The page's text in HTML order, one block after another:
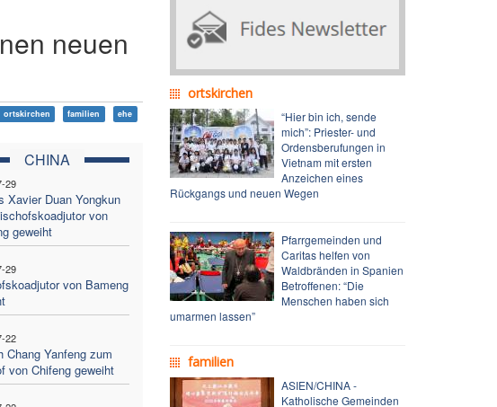
neuen
ortskirchen familien ehe
CHINA
29
Xavier Duan Yongkun
von
geweiht
29
von Bameng
22
Chang Yanfeng zum
von Chifeng geweiht
ortskirchen
“Hier bin ich, sende
mich”: Priester- und
Ordensberufungen in
Vietnam mit ersten
Anzeichen eines
Rückgangs und neuen Wegen
Pfarrgemeinden und
Caritas helfen von
Waldbränden in Spanien
Betroffenen: “Die
Menschen haben sich
umarmen lassen”
familien
ASIEN/CHINA -
Katholische Gemeinden